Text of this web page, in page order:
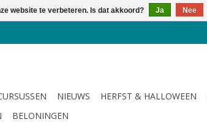
NIEUWS HERFST & HALLOWEEN
BELONINGEN
website te verbeteren. Is dat akkoord? Ja Nee